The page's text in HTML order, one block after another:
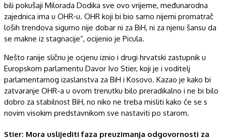
bili pokušaji Milorada Dodika sve ovo vrijeme, međunarodna
zajednica ima u OHR-u. OHR koji bi bio samo nijemi promatrač
loših trendova sigurno nije dobar ni za BiH, ni za njenu šansu da
se makne iz stagnacije”, ocijenio je Picula.
Nešto ranije sličnu je ocjenu iznio i drugi hrvatski zastupnik u
Europskom parlamentu Davor Ivo Stier, koji je i voditelj
parlamentarnog izaslanstva za BiH i Kosovo. Kazao je kako bi
zatvaranje OHR-a u ovom trenutku bilo preradikalno i ne bi bilo
dobro za stabilnost BiH, no niko ne treba misliti kako će se s
novim visokim predstavnikom sve nastaviti po starom.
Stier: Mora uslijediti faza preuzimanja odgovornosti za